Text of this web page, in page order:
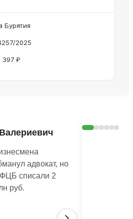
Бурятия
2025
397 ₽
адвокат, но
списали 2
руб.
Кашлюк